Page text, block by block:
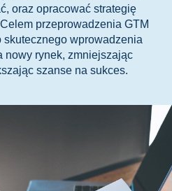
oraz opracować strategię
przeprowadzenia GTM
skutecznego wprowadzenia
nowy rynek, zmniejszając
szanse na sukces.